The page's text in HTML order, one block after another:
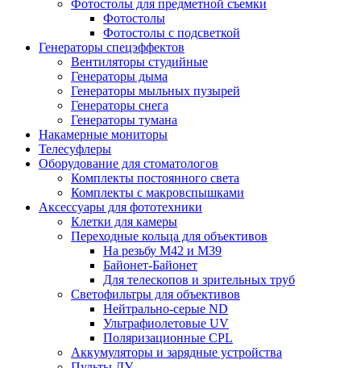
Фотостолы для предметной съемки
Фотостолы
Фотостолы с подсветкой
Генераторы спецэффектов
Вентиляторы студийные
Генераторы дыма
Генераторы мыльных пузырей
Генераторы снега
Генераторы тумана
Накамерные мониторы
Телесуфлеры
Оборудование для стоматологов
Комплекты постоянного света
Комплекты с макровспышками
Аксессуары для фототехники
Клетки для камеры
Переходные кольца для объективов
На резьбу М42 и М39
Байонет-Байонет
Для телескопов и зрительных труб
Светофильтры для объективов
Нейтрально-серые ND
Ультрафиолетовые UV
Поляризационные CPL
Аккумуляторы и зарядные устройства